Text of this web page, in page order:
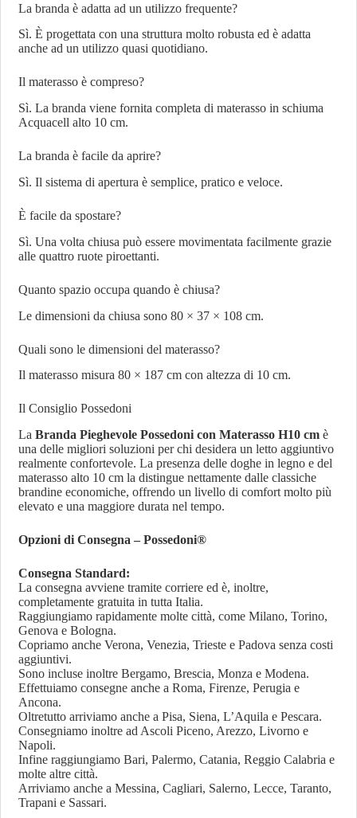
La branda è adatta ad un utilizzo frequente?
Sì. È progettata con una struttura molto robusta ed è adatta
anche ad un utilizzo quasi quotidiano.
Il materasso è compreso?
Sì. La branda viene fornita completa di materasso in schiuma
Acquacell alto 10 cm.
La branda è facile da aprire?
Sì. Il sistema di apertura è semplice, pratico e veloce.
È facile da spostare?
Sì. Una volta chiusa può essere movimentata facilmente grazie
alle quattro ruote piroettanti.
Quanto spazio occupa quando è chiusa?
Le dimensioni da chiusa sono 80 × 37 × 108 cm.
Quali sono le dimensioni del materasso?
Il materasso misura 80 × 187 cm con altezza di 10 cm.
Il Consiglio Possedoni
LaBranda Pieghevole Possedoni con Materasso H10 cm è
una delle migliori soluzioni per chi desidera un letto aggiuntivo
realmente confortevole. La presenza delle doghe in legno e del
materasso alto 10 cm la distingue nettamente dalle classiche
brandine economiche, offrendo un livello di comfort molto più
elevato e una maggiore durata nel tempo.
Opzioni di Consegna – Possedoni®
Consegna Standard:
La consegna avviene tramite corriere ed è, inoltre,
completamente gratuita in tutta Italia.
Raggiungiamo rapidamente molte città, come Milano, Torino,
Genova e Bologna.
Copriamo anche Verona, Venezia, Trieste e Padova senza costi
aggiuntivi.
Sono incluse inoltre Bergamo, Brescia, Monza e Modena.
Effettuiamo consegne anche a Roma, Firenze, Perugia e
Ancona.
Oltretutto arriviamo anche a Pisa, Siena, L’Aquila e Pescara.
Consegniamo inoltre ad Ascoli Piceno, Arezzo, Livorno e
Napoli.
Infine raggiungiamo Bari, Palermo, Catania, Reggio Calabria e
molte altre città.
Arriviamo anche a Messina, Cagliari, Salerno, Lecce, Taranto,
Trapani e Sassari.